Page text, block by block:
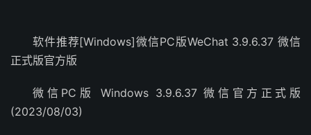
软件推荐[Windows]微信PC版WeChat 3.9.6.37 微信
正式版官方版
微信PC版 Windows 3.9.6.37 微信官方正式版
(2023/08/03)